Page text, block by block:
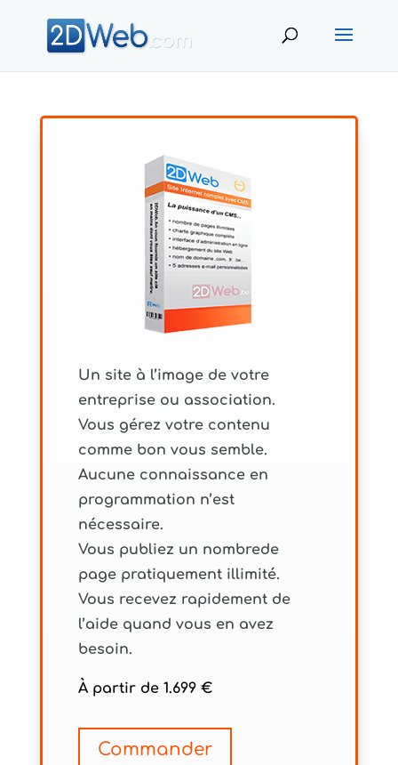
Un site à l’image de votre
entreprise ou association.
Vous gérez votre contenu
comme bon vous semble.
Aucune connaissance en
programmation n’est
nécessaire.
Vous publiez un nombrede
page pratiquement illimité.
Vous recevez rapidement de
l’aide quand vous en avez
besoin.
À partir de 1.699 €
Commander